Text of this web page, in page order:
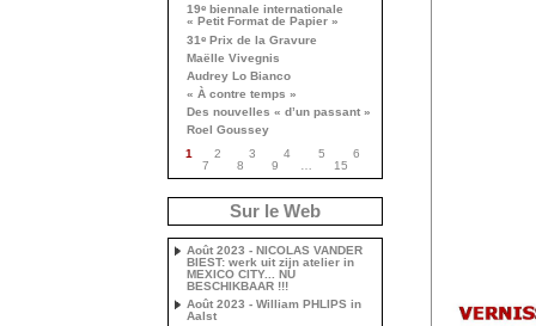
19e biennale internationale
« Petit Format de Papier »
31 e Prix de la Gravure
Maëlle Vivegnis
Audrey Lo Bianco
« À contre temps »
Des nouvelles « d’un passant »
Roel Goussey
1
2 3 4 5
6
7
8 9 15
Sur le Web
Août 2023 - NICOLAS VANDER
BIEST: werk uit zijn atelier in
MEXICO CITY... NU
BESCHIKBAAR !!!
Août 2023 - William PHLIPS in
Aalst